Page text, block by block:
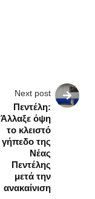
Next post
Πεντέλη:
Άλλαξε όψη
το κλειστό
γήπεδο της
Νέας
Πεντέλης
μετά την
ανακαίνιση